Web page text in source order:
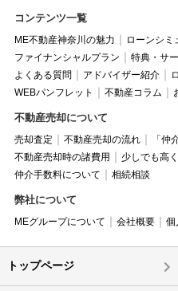
コンテンツ一覧
ME不動産神奈川の魅力
ローンシミ
ファイナンシャルプラン
特典・サ
よくある質問
アドバイザー紹介
WEBパンフレット
不動産コラム
不動産売却について
売却査定 不動産売却の流れ
「仲
不動産売却時の諸費用
少しでも高
仲介手数料について
相続相談
弊社について
MEグループについて 会社概要 個
トップページ